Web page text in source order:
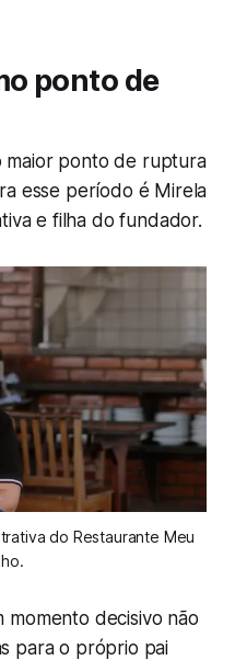
ponto de
maior ponto de ruptura
esse período é Mirela
e filha do fundador.
do Restaurante Meu
momento decisivo não
para o próprio pai